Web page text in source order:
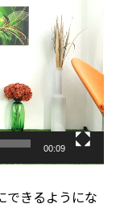
00:09
できるようにな